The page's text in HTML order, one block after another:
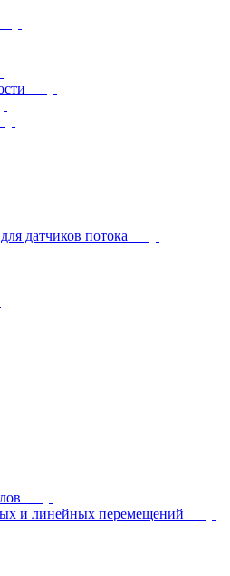
датчиков потока
и линейных перемещений